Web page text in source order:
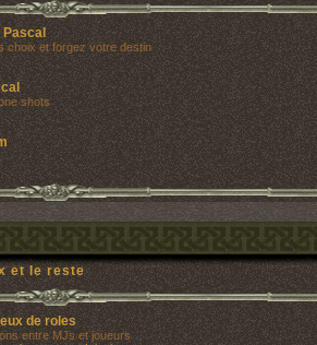
choix et forgez votre destin
shots
et le reste
de roles
entre MJs et joueurs